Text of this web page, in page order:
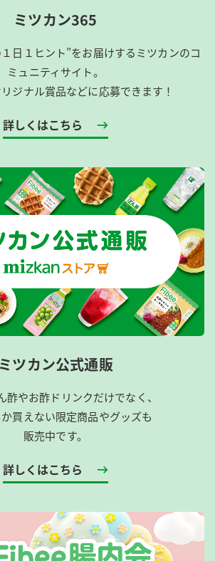
ミツカン365
日１ヒント”をお届けするミツカンのコ
ミュニティサイト。
ジナル賞品などに応募できます！
詳しくはこちら
ミツカン公式通販
酢やお酢ドリンクだけでなく、
買えない限定商品やグッズも
販売中です。
詳しくはこちら